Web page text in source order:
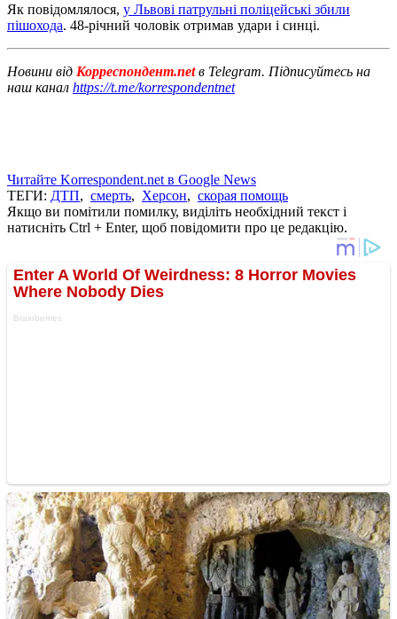
Як повідомлялося, у Львові патрульні поліцейські збили
пішохода. 48-річний чоловік отримав удари і синці.
Новини від Корреспондент.netв Telegram. Підписуйтесь на
наш канал https://t.me/korrespondentnet
Читайте Korrespondent.net в Google News
ТЕГИ: ДТП, смерть, Херсон, скорая помощь
Якщо ви помітили помилку, виділіть необхідний текст і
натисніть Ctrl + Enter, щоб повідомити про це редакцію.